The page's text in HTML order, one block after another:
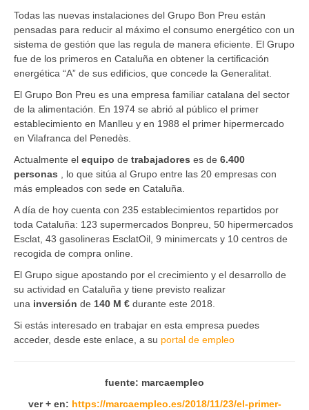
Todas las nuevas instalaciones del Grupo Bon Preu están
pensadas para reducir al máximo el consumo energético con un
sistema de gestión que las regula de manera eficiente. El Grupo
fue de los primeros en Cataluña en obtener la certificación
energética “A” de sus edificios, que concede la Generalitat.
El Grupo Bon Preu es una empresa familiar catalana del sector
de la alimentación. En 1974 se abrió al público el primer
establecimiento en Manlleu y en 1988 el primer hipermercado
en Vilafranca del Penedès.
Actualmente el equipo de trabajadores es de 6.400
personas , lo que sitúa al Grupo entre las 20 empresas con
más empleados con sede en Cataluña.
A día de hoy cuenta con 235 establecimientos repartidos por
toda Cataluña: 123 supermercados Bonpreu, 50 hipermercados
Esclat, 43 gasolineras EsclatOil, 9 minimercats y 10 centros de
recogida de compra online.
El Grupo sigue apostando por el crecimiento y el desarrollo de
su actividad en Cataluña y tiene previsto realizar
una inversión de 140 M € durante este 2018.
Si estás interesado en trabajar en esta empresa puedes
acceder, desde este enlace, a su portal de empleo
fuente: marcaempleo
ver + en: https://marcaempleo.es/2018/11/23/el-primer-